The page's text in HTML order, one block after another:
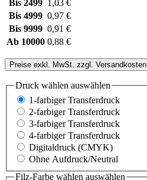
Bis 2499 1,03 €
Bis 4999 0,97 €
Bis 9999 0,91 €
Ab 10000 0,88 €
Preise exkl. MwSt. zzgl. Versandkosten
Druck wählen auswählen
1-farbiger Transferdruck
2-farbiger Transferdruck
3-farbiger Transferdruck
4-farbiger Transferdruck
Digitaldruck (CMYK)
Ohne Aufdruck/Neutral
Filz-Farbe wählen auswählen